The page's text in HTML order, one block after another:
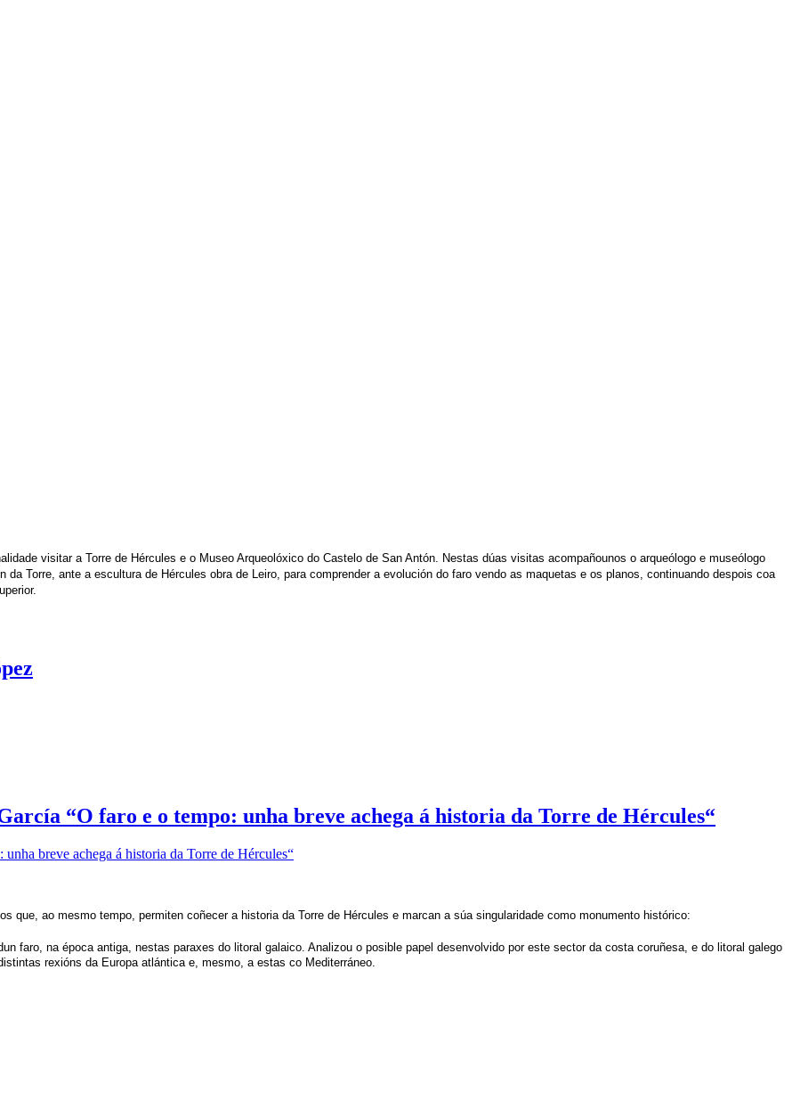
visitar a Torre de Hércules e o Museo Arqueolóxico do Castelo de San Antón. Nestas dúas visitas acompañounos o arqueólogo e museólogo
Torre, ante a escultura de Hércules obra de Leiro, para comprender a evolución do faro vendo as maquetas e os planos, continuando despois coa
“O faro e o tempo: unha breve achega á historia da Torre de Hércules“
que, ao mesmo tempo, permiten coñecer a historia da Torre de Hércules e marcan a súa singularidade como monumento histórico:
faro, na época antiga, nestas paraxes do litoral galaico. Analizou o posible papel desenvolvido por este sector da costa coruñesa, e do litoral galego
rexións da Europa atlántica e, mesmo, a estas co Mediterráneo.